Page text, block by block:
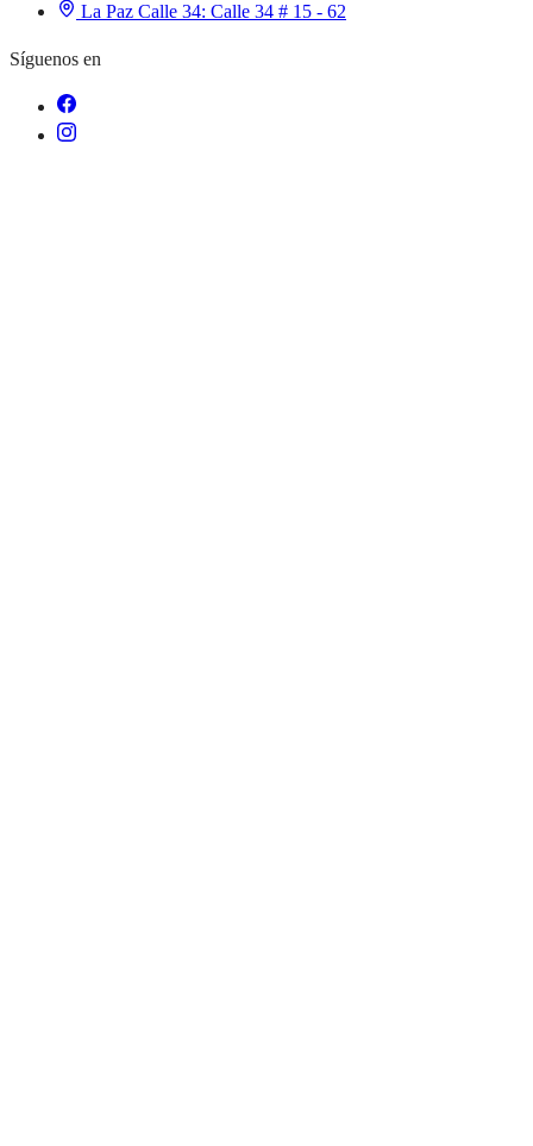
La Paz Calle 34: Calle 34 # 15 - 62
Síguenos en